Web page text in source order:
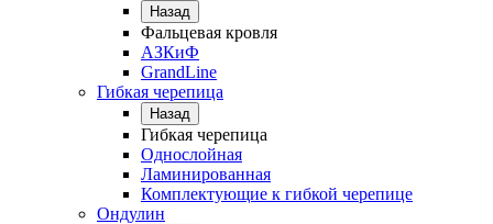
Назад
Фальцевая кровля
АЗКиФ
GrandLine
Гибкая черепица
Назад
Гибкая черепица
Однослойная
Ламинированная
Комплектующие к гибкой черепице
Ондулин